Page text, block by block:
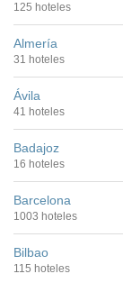
125 hoteles
Almería
31 hoteles
Ávila
41 hoteles
Badajoz
16 hoteles
Barcelona
1003 hoteles
Bilbao
115 hoteles